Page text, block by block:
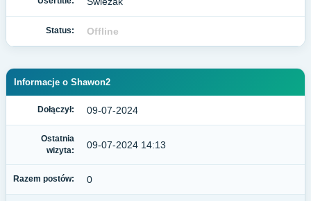
Status: Offline
Informacje o Shawon2
Dołączył: 09-07-2024
Ostatnia
wizyta:
09-07-2024 14:13
Razem postów: 0